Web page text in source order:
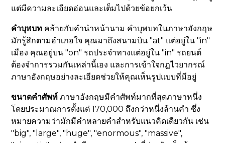
แต่มีความละเอียดอ่อนและเต็มไปด้วยข้อยกเว้น
คำบุพบท คล้ายกับคำนำหน้านาม คำบุพบทในภาษาอังกฤษ
มักรู้สึกตามอำเภอใจ คุณมาถึงสนามบิน "at" แต่อยู่ใน "in"
เมือง คุณอยู่บน "on" รถประจำทางแต่อยู่ใน "in" รถยนต์
ต้องจำการรวมกันเหล่านี้เอง และการเข้าใจกฎไวยากรณ์
ภาษาอังกฤษอย่างละเอียดช่วยให้คุณเห็นรูปแบบที่มีอยู่
ขนาดคำศัพท์ ภาษาอังกฤษมีคำศัพท์มากที่สุดภาษาหนึ่ง
โดยประมาณการตั้งแต่ 170,000 ถึงกว่าหนึ่งล้านคำ ซึ่ง
หมายความว่ามักมีคำหลายคำสำหรับแนวคิดเดียวกัน เช่น
"big", "large", "huge", "enormous", "massive",